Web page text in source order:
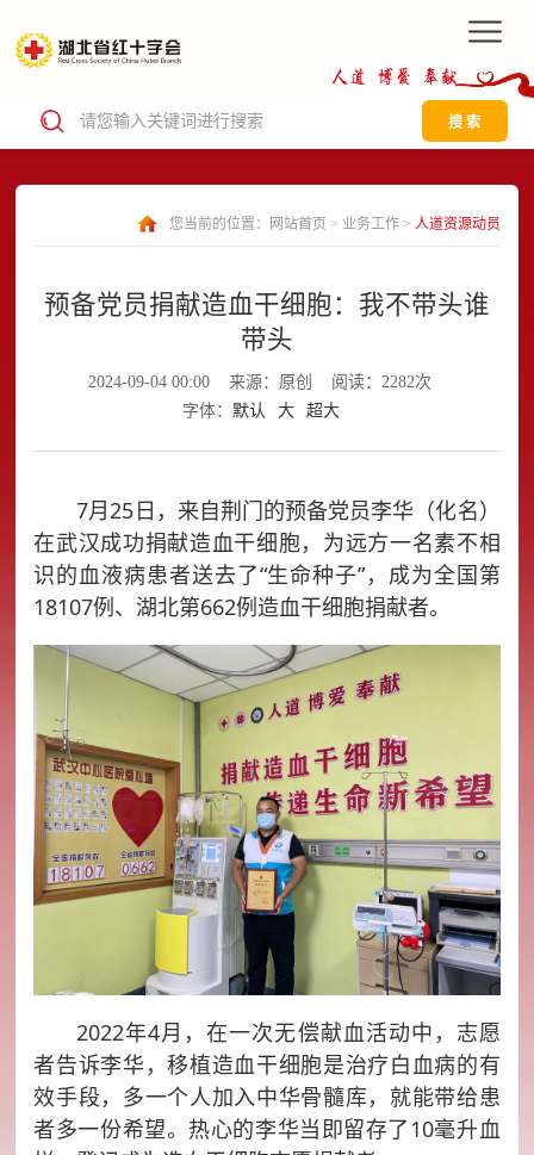
搜 索
您当前的位置： 网站首页 > 业务工作> 人道资源动员
预备党员捐献造血干细胞：我不带头谁
带头
2024-09-04 00:00 来源：原创
阅读：2282次
字体： 默认 大 超大
7月25日，来自荆门的预备党员李华（化名）
在武汉成功捐献造血干细胞，为远方一名素不相
识的血液病患者送去了“生命种子”，成为全国第
18107例、湖北第662例造血干细胞捐献者。
2022年4月，在一次无偿献血活动中，志愿
者告诉李华，移植造血干细胞是治疗白血病的有
效手段，多一个人加入中华骨髓库，就能带给患
者多一份希望。热心的李华当即留存了10毫升血